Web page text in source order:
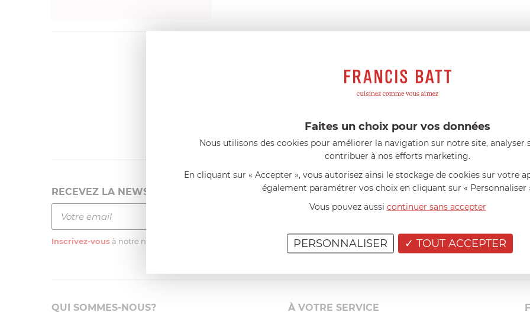
le 23/06/2026 à 12:04
Casserole mini 9 cm Castelpro 5 ply poignée
l'élaboration des sauces et vient complé...»
Florence 63 ans
Couteau complet avec lame, joint
pour le robot cuiseur Cook Expert
fait. La livraison a été très rapide. ...»
RECEVEZ LA NEWSLETTER
Inscrivez-vous à notre newsletter
QUI SOMMES-NOUS? À VOTRE SERVICE
Faites un choix pour vos données
Nous utilisons des cookies pour améliorer la navigation sur notre site, analyser
contribuer à nos efforts marketing.
En cliquant sur « Accepter », vous autorisez ainsi le stockage de cookies sur votre
également paramétrer vos choix en cliquant sur « Personnaliser
Vous pouvez aussi continuer sans accepter
TOUT ACCEPTER
PERSONNALISER